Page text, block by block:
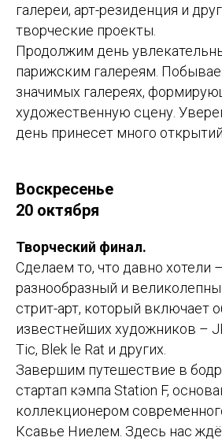
галереи, арт-резиденция и
творческие проекты.
Продолжим день
парижским галереям.
значимых галереях,
художественную сцену.
день принесет много открытий.
Воскресенье
20 октября
Творческий финал.
Сделаем то, что давно хотели
разнообразный и
стрит-арт, который включает
известнейших художников –
Tic, Blek le Rat и других.
Завершим путешествие в
стартап кэмпа Station F,
коллекционером
Ксавье Ниелем. Здесь нас